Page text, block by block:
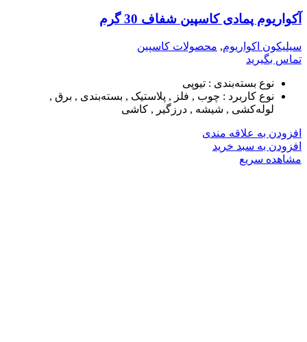
آکواریوم پمادی کاسپین شفاف 30 گرم
سیلیکون اکواریوم, محصولات کاسپین
تماس بگیرید
نوع بسته‌بندی : تیوپی
نوع کاربرد : چوب , فلز , پلاستیک , بسته‌بندی , برق ,
لوله‌کشی , شیشه , درزگیر , کاشی
افزودن به علاقه مندی
افزودن به سبد خرید
مشاهده سریع